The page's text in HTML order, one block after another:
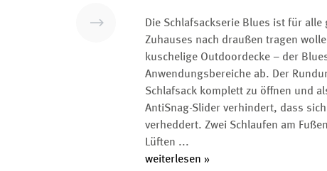
Die Schlafsackserie Blues ist für
Zuhauses nach draußen tragen
kuschelige Outdoordecke – der
Anwendungsbereiche ab. Der
Schlafsack komplett zu öffnen und
AntiSnag-Slider verhindert, dass
verheddert. Zwei Schlaufen am
Lüften ...
weiterlesen »